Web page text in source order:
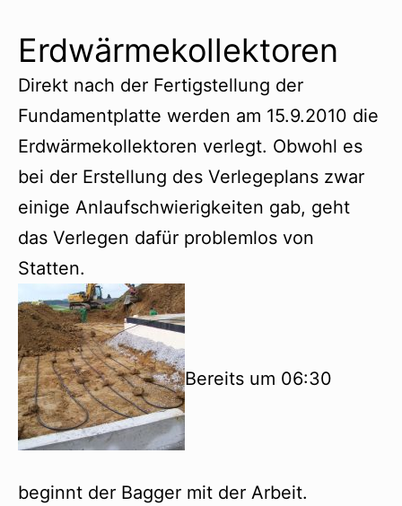
Erdwärmekollektoren
Direkt nach der Fertigstellung der
Fundamentplatte werden am 15.9.2010 die
Erdwärmekollektoren verlegt. Obwohl es
bei der Erstellung des Verlegeplans zwar
einige Anlaufschwierigkeiten gab, geht
das Verlegen dafür problemlos von
Statten.
Bereits um 06:30
beginnt der Bagger mit der Arbeit.